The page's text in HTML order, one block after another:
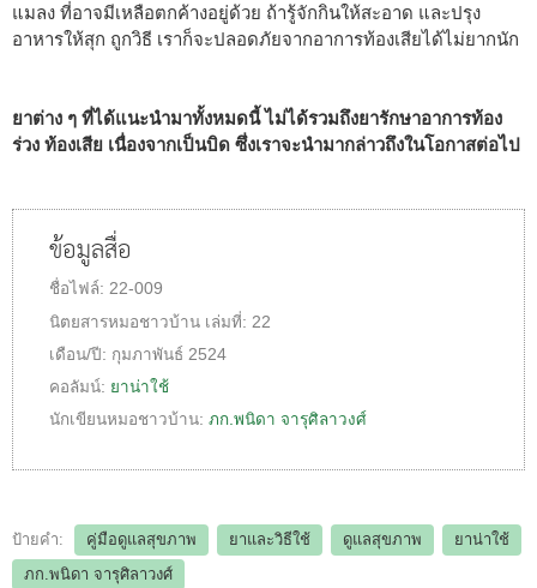
แมลง ที่อาจมีเหลือตกค้างอยู่ด้วย ถ้ารู้จักกินให้สะอาด และปรุง
อาหารให้สุก ถูกวิธี เราก็จะปลอดภัยจากอาการท้องเสียได้ไม่ยากนัก
ยาต่าง ๆ ที่ได้แนะนำมาทั้งหมดนี้ ไม่ได้รวมถึงยารักษาอาการท้อง
ร่วง ท้องเสีย เนื่องจากเป็นบิด ซึ่งเราจะนำมากล่าวถึงในโอกาสต่อไป
ข้อมูลสื่อ
ชื่อไฟล์: 22-009
นิตยสารหมอชาวบ้าน เล่มที่: 22
เดือน/ปี: กุมภาพันธ์ 2524
คอลัมน์: ยาน่าใช้
นักเขียนหมอชาวบ้าน: ภก.พนิดา จารุศิลาวงศ์
ป้ายคำ: คู่มือดูแลสุขภาพ ยาและวิธีใช้ ดูแลสุขภาพ
ยาน่าใช้
ภก.พนิดา จารุศิลาวงศ์